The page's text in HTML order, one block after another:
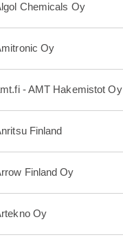
Chemicals Oy
Oy
- AMT Hakemistot Oy
Finland
Finland Oy
Oy